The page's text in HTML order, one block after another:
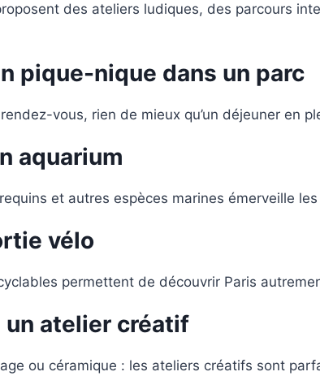
des ateliers ludiques, des parcours
pique-nique dans un parc
vous, rien de mieux qu’un déjeuner en
aquarium
et autres espèces marines émerveille
vélo
permettent de découvrir Paris
un atelier créatif
ou céramique : les ateliers créatifs sont